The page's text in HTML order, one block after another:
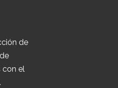
de
con el